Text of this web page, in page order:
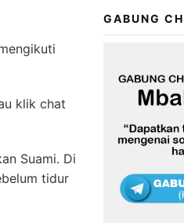
klik chat
Suami. Di
tidur
GABUNG